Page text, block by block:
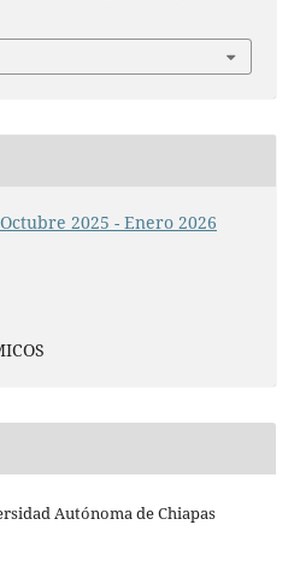
2025 - Enero 2026
Autónoma de Chiapas